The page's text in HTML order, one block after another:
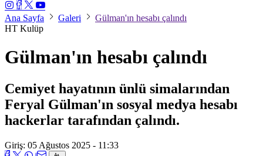
Ana Sayfa Galeri
Gülman'ın hesabı çalındı
HT Kulüp
Gülman'ın hesabı çalındı
Cemiyet hayatının ünlü simalarından
Feryal Gülman'ın sosyal medya hesabı
hackerlar tarafından çalındı.
Giriş: 05 Ağustos 2025 - 11:33